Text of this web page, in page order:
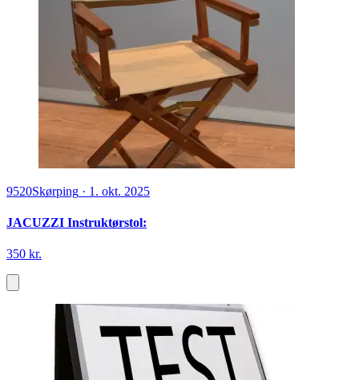
9520Skørping · 1. okt. 2025
JACUZZI Instruktørstol:
350 kr.